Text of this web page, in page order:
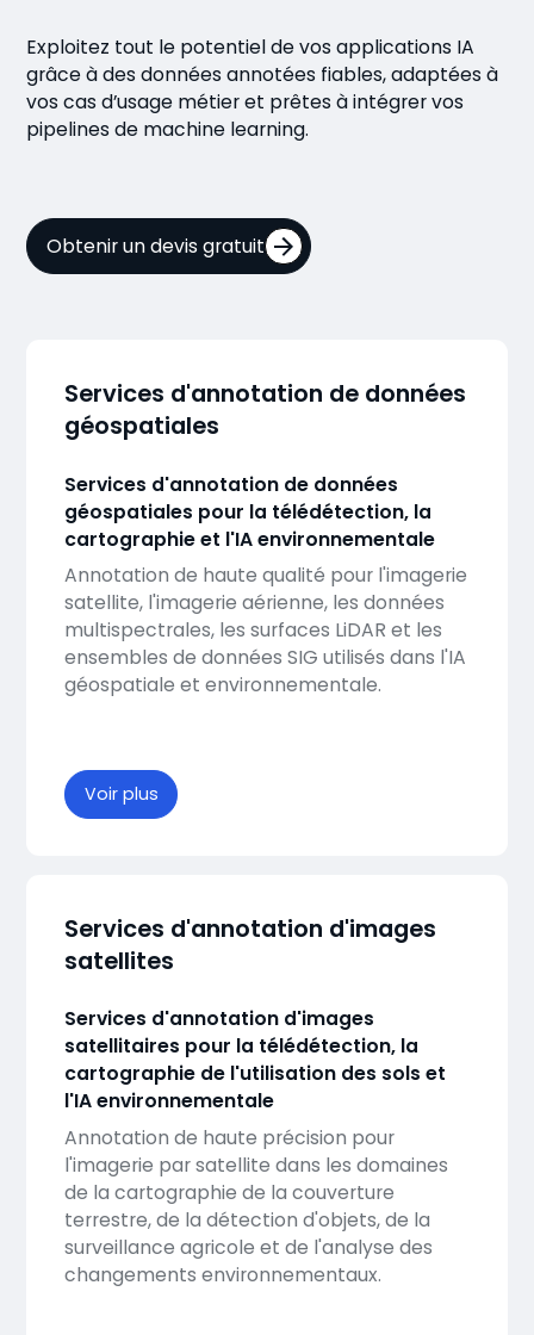
Exploitez tout le potentiel de vos applications IA
grâce à des données annotées fiables, adaptées à
vos cas d’usage métier et prêtes à intégrer vos
pipelines de machine learning.
Obtenir un devis gratuit
Services d'annotation de données
géospatiales
Services d'annotation de données
géospatiales pour la télédétection, la
cartographie et l'IA environnementale
Annotation de haute qualité pour l'imagerie
satellite, l'imagerie aérienne, les données
multispectrales, les surfaces LiDAR et les
ensembles de données SIG utilisés dans l'IA
géospatiale et environnementale.
Voir plus
Services d'annotation d'images
satellites
Services d'annotation d'images
satellitaires pour la télédétection, la
cartographie de l'utilisation des sols et
l'IA environnementale
Annotation de haute précision pour
l'imagerie par satellite dans les domaines
de la cartographie de la couverture
terrestre, de la détection d'objets, de la
surveillance agricole et de l'analyse des
changements environnementaux.